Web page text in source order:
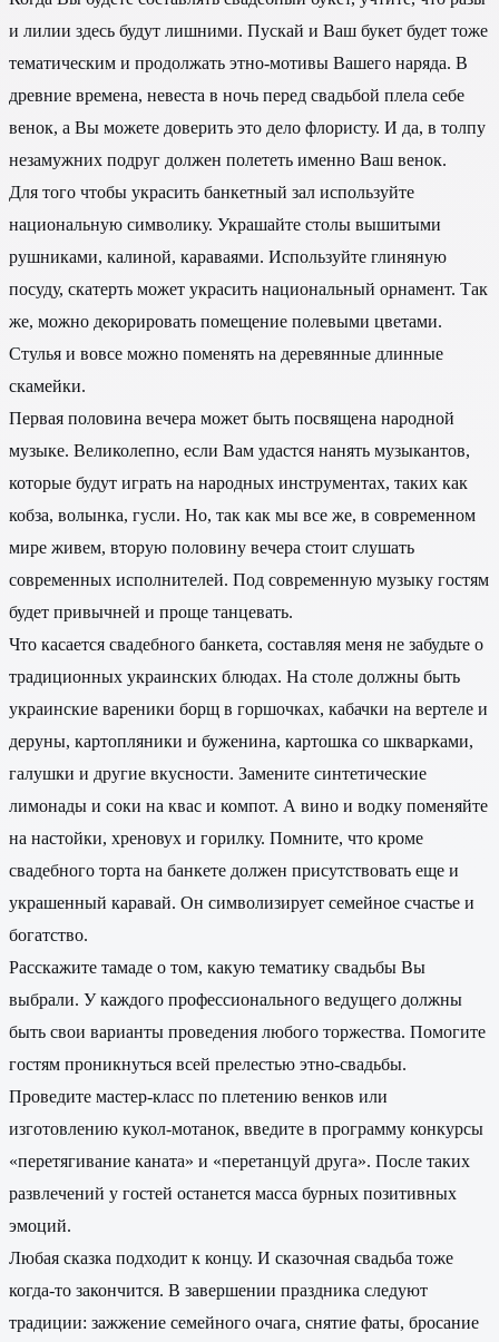
и лилии здесь будут лишними. Пускай и Ваш букет будет тоже
тематическим и продолжать этно-мотивы Вашего наряда. В
древние времена, невеста в ночь перед свадьбой плела себе
венок, а Вы можете доверить это дело флористу. И да, в толпу
незамужних подруг должен полететь именно Ваш венок.
Для того чтобы украсить банкетный зал используйте
национальную символику. Украшайте столы вышитыми
рушниками, калиной, караваями. Используйте глиняную
посуду, скатерть может украсить национальный орнамент. Так
же, можно декорировать помещение полевыми цветами.
Стулья и вовсе можно поменять на деревянные длинные
скамейки.
Первая половина вечера может быть посвящена народной
музыке. Великолепно, если Вам удастся нанять музыкантов,
которые будут играть на народных инструментах, таких как
кобза, волынка, гусли. Но, так как мы все же, в современном
мире живем, вторую половину вечера стоит слушать
современных исполнителей. Под современную музыку гостям
будет привычней и проще танцевать.
Что касается свадебного банкета, составляя меня не забудьте о
традиционных украинских блюдах. На столе должны быть
украинские вареники борщ в горшочках, кабачки на вертеле и
деруны, картопляники и буженина, картошка со шкварками,
галушки и другие вкусности. Замените синтетические
лимонады и соки на квас и компот. А вино и водку поменяйте
на настойки, хреновух и горилку. Помните, что кроме
свадебного торта на банкете должен присутствовать еще и
украшенный каравай. Он символизирует семейное счастье и
богатство.
Расскажите тамаде о том, какую тематику свадьбы Вы
выбрали. У каждого профессионального ведущего должны
быть свои варианты проведения любого торжества. Помогите
гостям проникнуться всей прелестью этно-свадьбы.
Проведите мастер-класс по плетению венков или
изготовлению кукол-мотанок, введите в программу конкурсы
«перетягивание каната» и «перетанцуй друга». После таких
развлечений у гостей останется масса бурных позитивных
эмоций.
Любая сказка подходит к концу. И сказочная свадьба тоже
когда-то закончится. В завершении праздника следуют
традиции: зажжение семейного очага, снятие фаты, бросание